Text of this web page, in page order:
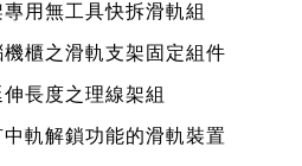
用無工具快拆滑軌組
櫃之滑軌支架固定組件
長度之理線架組
軌解鎖功能的滑軌裝置